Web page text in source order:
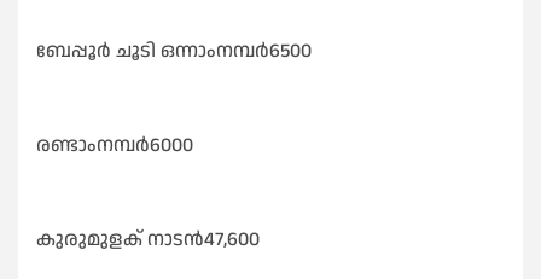
ബേപ്പൂർ ചൂടി ഒന്നാംനമ്പർ6500
രണ്ടാംനമ്പർ6000
കുരുമുളക് നാടൻ47,600